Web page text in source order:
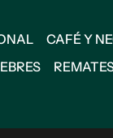
CAFÉ Y